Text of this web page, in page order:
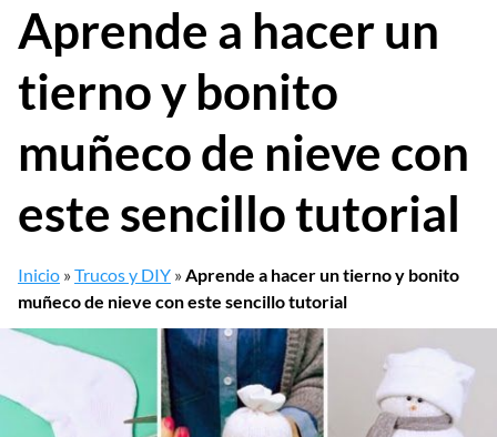
Aprende a hacer un
tierno y bonito
muñeco de nieve con
este sencillo tutorial
Inicio »Trucos y DIY »Aprende a hacer un tierno y bonito
muñeco de nieve con este sencillo tutorial